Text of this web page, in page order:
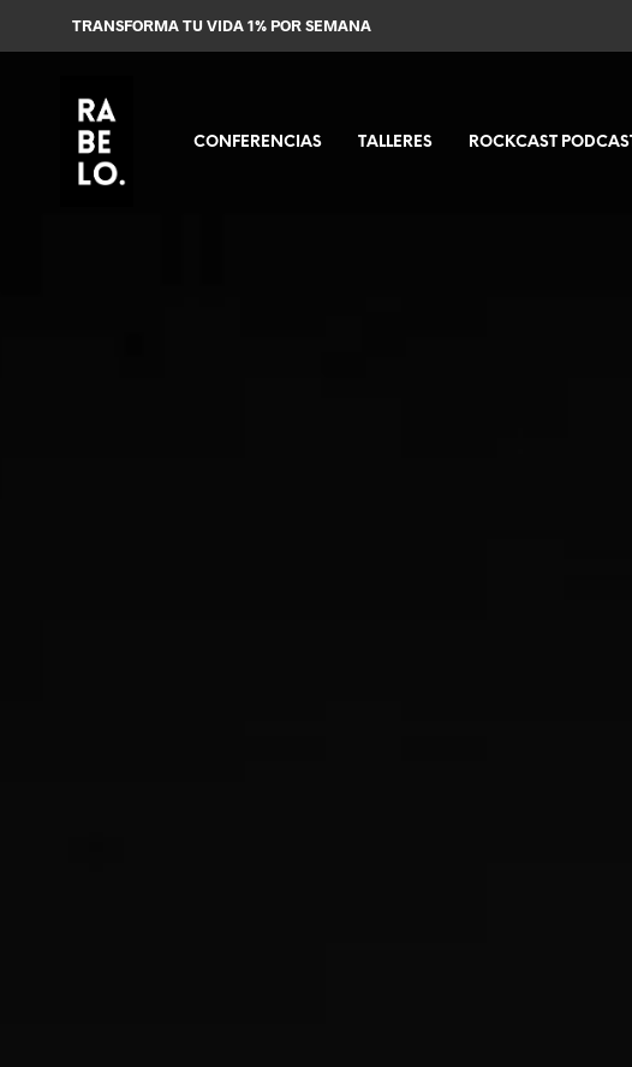
TRANSFORMA TU VIDA 1% POR SEMANA
CONFERENCIAS TALLERES ROCKCAST PODCAST